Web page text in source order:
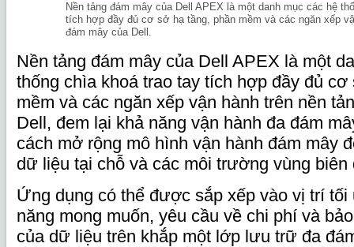
Nền tảng đám mây của Dell APEX là một danh mục các hệ
tích hợp đầy đủ cơ sở hạ tầng, phần mềm và các ngăn xếp
đám mây của Dell.
Nền tảng đám mây của Dell APEX là một
thống chìa khoá trao tay tích hợp đầy đủ cơ
mềm và các ngăn xếp vận hành trên nền
Dell, đem lại khả năng vận hành đa đám
cách mở rộng mô hình vận hành đám mây
dữ liệu tại chỗ và các môi trường vùng biên
Ứng dụng có thể được sắp xếp vào vị trí
năng mong muốn, yêu cầu về chi phí và
của dữ liệu trên khắp một lớp lưu trữ đa